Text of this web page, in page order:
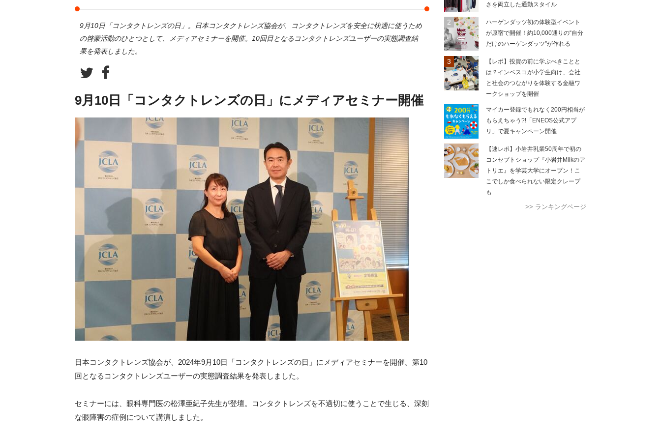
9月10日「コンタクトレンズの日」。日本コンタクトレンズ協会が、コンタクトレンズを安全に快適に使うため
の啓蒙活動のひとつとして、メディアセミナーを開催。10回目となるコンタクトレンズユーザーの実態調査結
果を発表しました。
9月10日「コンタクトレンズの日」にメディアセミナー開催
日本コンタクトレンズ協会が、2024年9月10日「コンタクトレンズの日」にメディアセミナーを開催。第10
回となるコンタクトレンズユーザーの実態調査結果を発表しました。
セミナーには、眼科専門医の松澤亜紀子先生が登壇。コンタクトレンズを不適切に使うことで生じる、深刻
な眼障害の症例について講演しました。
さを両立した通勤スタイル
ハーゲンダッツ初の体験型イベント
が原宿で開催！約10,000通りの“自分
だけのハーゲンダッツ”が作れる
【レポ】投資の前に学ぶべきことと
は？インベスコが小学生向け、会社
と社会のつながりを体験する金融ワ
ークショップを開催
マイカー登録でもれなく200円相当が
もらえちゃう?!「ENEOS公式アプ
リ」で夏キャンペーン開催
【速レポ】小岩井乳業50周年で初の
コンセプトショップ『小岩井Milkのア
トリエ』を学芸大学にオープン！こ
こでしか食べられない限定クレープ
も
>> ランキングページ